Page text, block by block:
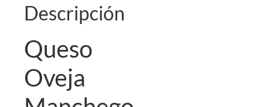
Descripción
Queso
Oveja